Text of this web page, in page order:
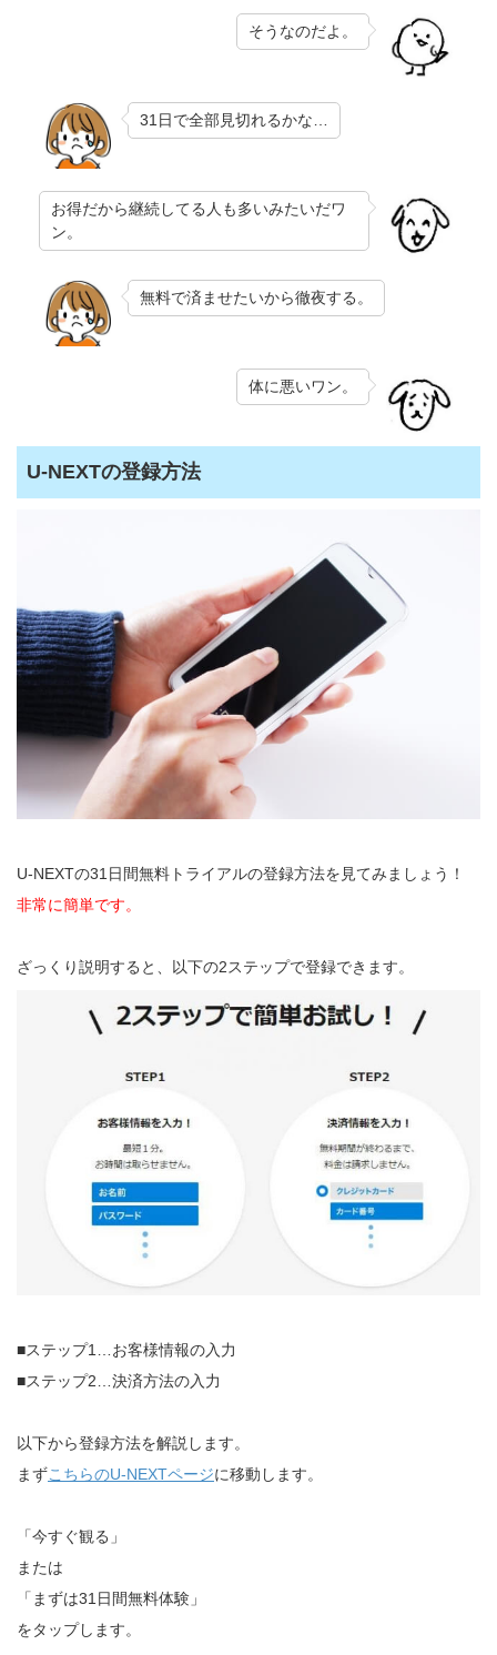
そうなのだよ。
31日で全部見切れるかな…
お得だから継続してる人も多いみたいだワ
ン。
無料で済ませたいから徹夜する。
体に悪いワン。
U-NEXTの登録方法
U-NEXTの31日間無料トライアルの登録方法を見てみましょう！
非常に簡単です。
ざっくり説明すると、以下の2ステップで登録できます。
■ステップ1…お客様情報の入力
■ステップ2…決済方法の入力
以下から登録方法を解説します。
まずこちらのU-NEXTページに移動します。
「今すぐ観る」
または
「まずは31日間無料体験」
をタップします。